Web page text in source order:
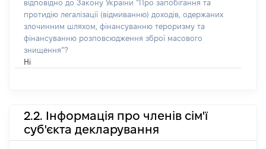
відповідно до Закону України “Про запобігання та
протидію легалізації (відмиванню) доходів, одержаних
злочинним шляхом, фінансуванню тероризму та
фінансуванню розповсюдження зброї масового
знищення”?
Ні
2.2. Інформація про членів сім'ї
суб'єкта декларування